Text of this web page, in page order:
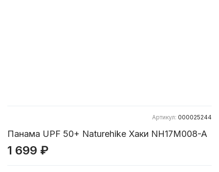
Артикул: 000025244
Панама UPF 50+ Naturehike Хаки NH17M008-A
1 699 ₽